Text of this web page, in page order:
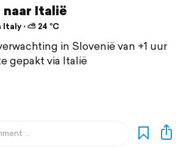
Italië
⋅ ⛅ 24 °C
in Slovenië van +1 uur
gepakt via Italië